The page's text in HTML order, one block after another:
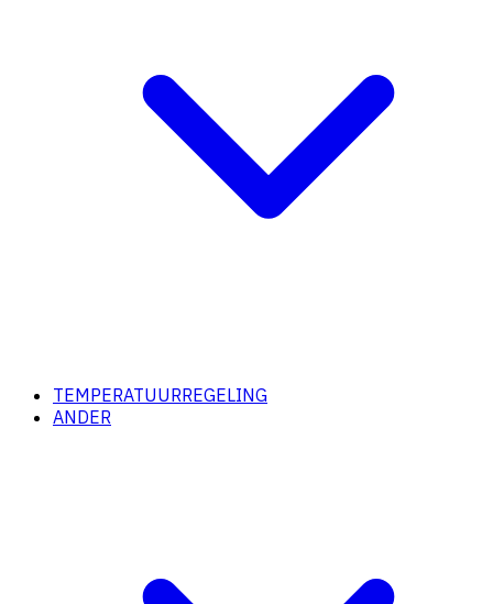
TEMPERATUURREGELING
ANDER